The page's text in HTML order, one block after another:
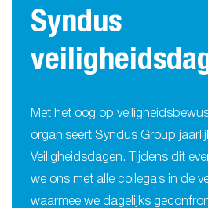
Syndus
Met het oog op
organiseert Syndus Group
Veiligheidsdagen. Tijdens dit
we ons met alle collega’s in de
waarmee we dagelijks